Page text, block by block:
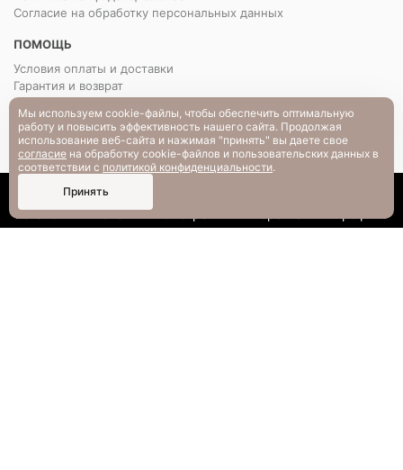
Каталог Поиск
Согласие на обработку персональных данных
ПОМОЩЬ
Условия оплаты и доставки
Гарантия и возврат
РАЗМЕРНАЯ СЕТКА
Вопрос-ответ
Мы используем cookie-файлы, чтобы обеспечить оптимальную
работу и повысить эффективность нашего сайта. Продолжая
использование веб-сайта и нажимая "принять" вы даете свое
согласие на обработку cookie-файлов и пользовательских данных в
соответствии с политикой конфиденциальности.
Принять